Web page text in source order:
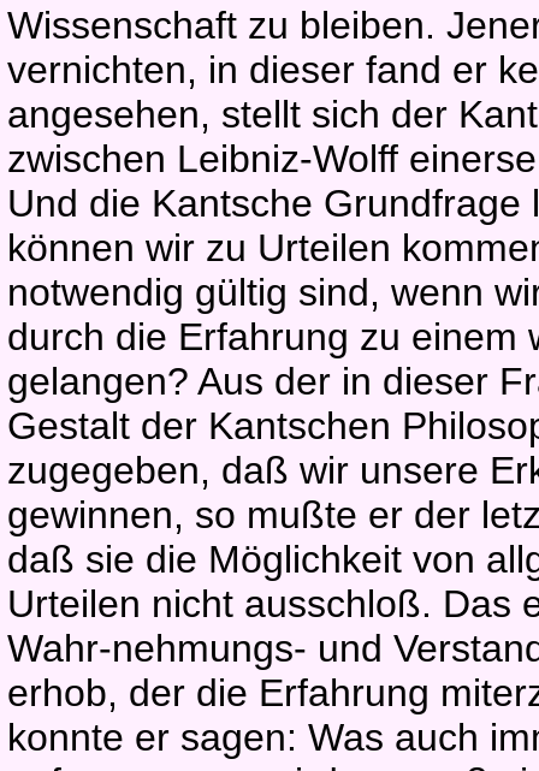
Wissenschaft zu bleiben.
vernichten, in dieser fand er
angesehen, stellt sich der
zwischen Leibniz-Wolff
Und die Kantsche
können wir zu Urteilen
notwendig gültig sind, wenn
durch die Erfahrung zu einem
gelangen? Aus der in dieser
Gestalt der Kantschen
zugegeben, daß wir unsere
gewinnen, so mußte er der
daß sie die Möglichkeit von
Urteilen nicht ausschloß. Das
Wahr-nehmungs- und
erhob, der die Erfahrung
konnte er sagen: Was auch